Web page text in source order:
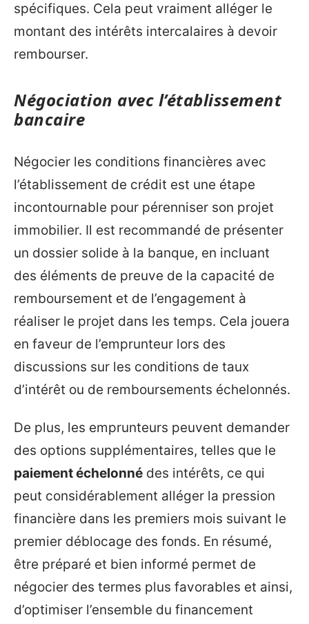
spécifiques. Cela peut vraiment alléger le
montant des intérêts intercalaires à devoir
rembourser.
Négociation avec l’établissement
bancaire
Négocier les conditions financières avec
l’établissement de crédit est une étape
incontournable pour pérenniser son projet
immobilier. Il est recommandé de présenter
un dossier solide à la banque, en incluant
des éléments de preuve de la capacité de
remboursement et de l’engagement à
réaliser le projet dans les temps. Cela jouera
en faveur de l’emprunteur lors des
discussions sur les conditions de taux
d’intérêt ou de remboursements échelonnés.
De plus, les emprunteurs peuvent demander
des options supplémentaires, telles que le
paiement échelonné des intérêts, ce qui
peut considérablement alléger la pression
financière dans les premiers mois suivant le
premier déblocage des fonds. En résumé,
être préparé et bien informé permet de
négocier des termes plus favorables et ainsi,
d’optimiser l’ensemble du financement